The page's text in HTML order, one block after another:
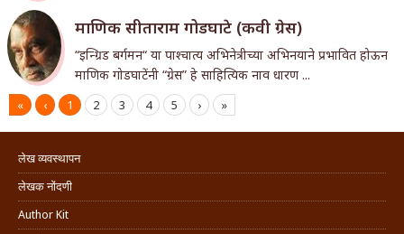
माणिक सीताराम गोडघाटे (कवी ग्रेस)
“इन्ग्रिड बर्गमन“ या पाश्चात्य अभिनेत्रीच्या अभिनयाने प्रभावित होऊन
माणिक गोडघाटेंनी “ग्रेस” हे साहित्यिक नाव धारण ...
« ‹ 1 2 3 4 5 › »
लेख व्यवस्थापन
लेखक नोंदणी
Author Kit